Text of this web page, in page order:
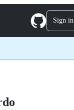
Sign in